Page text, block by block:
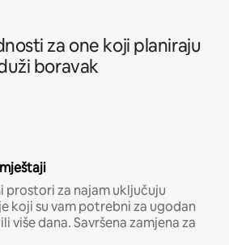
za one koji planiraju
boravak
prostori za najam uključuju
koji su vam potrebni za ugodan
više dana. Savršena zamjena za